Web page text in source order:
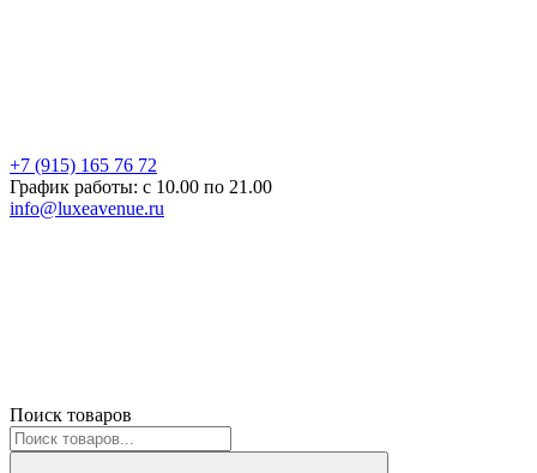
+7 (915) 165 76 72
График работы: c 10.00 по 21.00
info@luxeavenue.ru
Поиск товаров